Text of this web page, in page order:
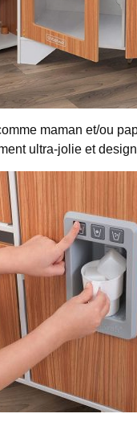
maman et/ou
ultra-jolie et